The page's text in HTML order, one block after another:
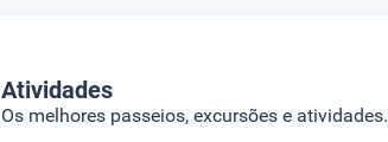
Atividades
Os melhores passeios, excursões e atividades.